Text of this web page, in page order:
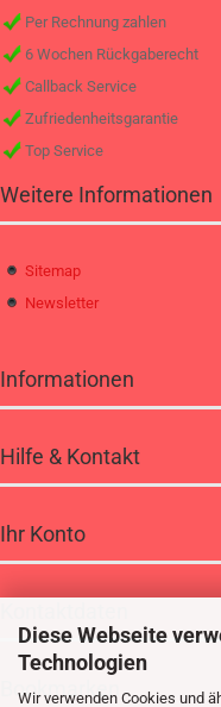
Diese Webseite
Technologien
Wir verwenden Cookies und
Per Rechnung zahlen
6 Wochen Rückgaberecht
Callback Service
Zufriedenheitsgarantie
Top Service
Weitere Informationen
Sitemap
Newsletter
Informationen
Hilfe & Kontakt
Ihr Konto
Bookmarken